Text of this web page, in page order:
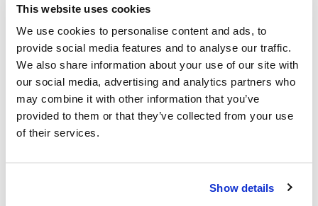
This website uses cookies
We use cookies to personalise content and ads, to
provide social media features and to analyse our traffic.
We also share information about your use of our site with
our social media, advertising and analytics partners who
may combine it with other information that you’ve
provided to them or that they’ve collected from your use
of their services.
Show details
Pula
Uhvati ljetnu vibru u Art Parku Pula 2026
07.06.2026 - 01.09.2026
21:00